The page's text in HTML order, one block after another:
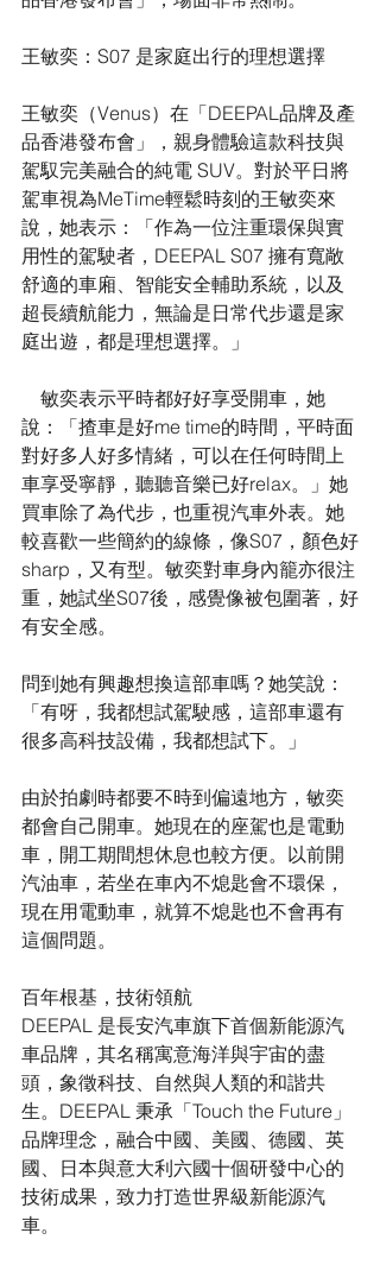
王敏奕：S07 是家庭出行的理想選擇
王敏奕（Venus）在「DEEPAL品牌及產
品香港發布會」，親身體驗這款科技與
駕馭完美融合的純電 SUV。對於平日將
駕車視為MeTime輕鬆時刻的王敏奕來
說，她表示：「作為一位注重環保與實
用性的駕駛者，DEEPAL S07 擁有寬敞
舒適的車廂、智能安全輔助系統，以及
超長續航能力，無論是日常代步還是家
庭出遊，都是理想選擇。」
敏奕表示平時都好好享受開車，她
說：「揸車是好me time的時間，平時面
對好多人好多情緒，可以在任何時間上
車享受寧靜，聽聽音樂已好relax。」她
買車除了為代步，也重視汽車外表。她
較喜歡一些簡約的線條，像S07，顏色好
sharp，又有型。敏奕對車身內籠亦很注
重，她試坐S07後，感覺像被包圍著，好
有安全感。
問到她有興趣想換這部車嗎？她笑說：
「有呀，我都想試駕駛感，這部車還有
很多高科技設備，我都想試下。」
由於拍劇時都要不時到偏遠地方，敏奕
都會自己開車。她現在的座駕也是電動
車，開工期間想休息也較方便。以前開
汽油車，若坐在車內不熄匙會不環保，
現在用電動車，就算不熄匙也不會再有
這個問題。
百年根基，技術領航
DEEPAL 是長安汽車旗下首個新能源汽
車品牌，其名稱寓意海洋與宇宙的盡
頭，象徵科技、自然與人類的和諧共
生。DEEPAL 秉承「Touch the Future」
品牌理念，融合中國、美國、德國、英
國、日本與意大利六國十個研發中心的
技術成果，致力打造世界級新能源汽
車。